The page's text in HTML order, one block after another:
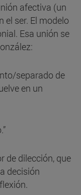
afectiva (un
el ser. El modelo
Esa unión se
separado de
en un
de dilección, que
decisión